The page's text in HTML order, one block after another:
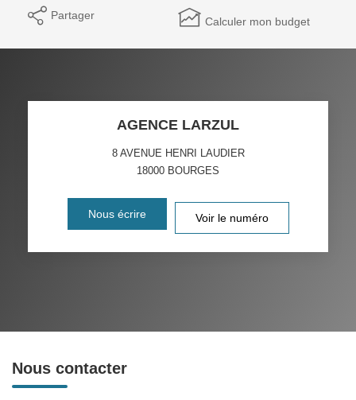
Partager Calculer mon budget
AGENCE LARZUL
8 AVENUE HENRI LAUDIER
18000 BOURGES
Nous écrire Voir le numéro
Nous contacter